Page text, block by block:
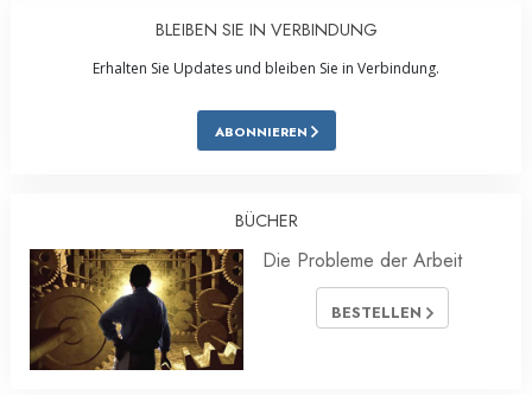
BLEIBEN SIE IN VERBINDUNG
Erhalten Sie Updates und bleiben Sie in Verbindung.
ABONNIEREN
BÜCHER
Die Probleme der Arbeit
BESTELLEN